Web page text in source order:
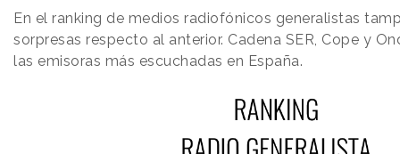
En el ranking de medios radiofónicos generalistas
sorpresas respecto al anterior. Cadena SER, Cope y
las emisoras más escuchadas en España.